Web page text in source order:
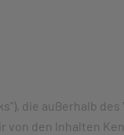
die außerhalb
den Inhalten